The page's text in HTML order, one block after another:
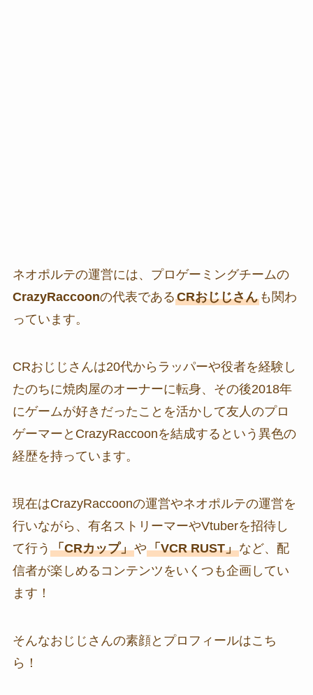
ネオポルテの運営には、プロゲーミングチームの
CrazyRaccoonの代表であるCRおじじさんも関わ
っています。
CRおじじさんは20代からラッパーや役者を経験し
たのちに焼肉屋のオーナーに転身、その後2018年
にゲームが好きだったことを活かして友人のプロ
ゲーマーとCrazyRaccoonを結成するという異色の
経歴を持っています。
現在はCrazyRaccoonの運営やネオポルテの運営を
行いながら、有名ストリーマーやVtuberを招待し
て行う 「CRカップ」や「VCR RUST」など、配
信者が楽しめるコンテンツをいくつも企画してい
ます！
そんなおじじさんの素顔とプロフィールはこち
ら！